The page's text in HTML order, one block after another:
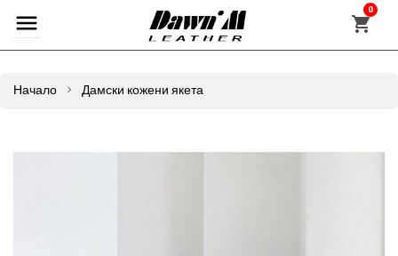
0
Начало Дамски кожени якета